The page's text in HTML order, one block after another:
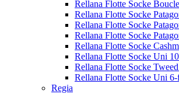
Rellana Flotte Socke Boucle
Rellana Flotte Socke
Rellana Flotte Socke
Rellana Flotte Socke
Rellana Flotte Socke
Rellana Flotte Socke Uni
Rellana Flotte Socke
Rellana Flotte Socke Uni 6-
Regia